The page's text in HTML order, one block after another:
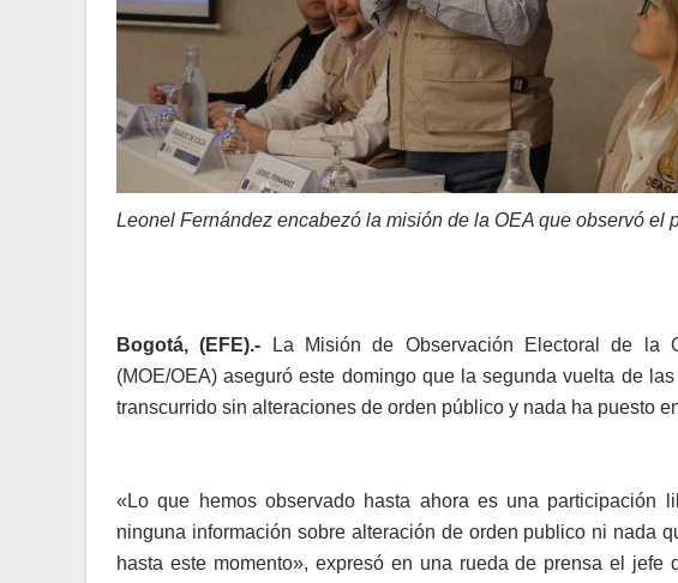
Leonel Fernández encabezó la misión de la OEA que observó el
Bogotá, (EFE).- La Misión de Observación Electoral de la
(MOE/OEA) aseguró este domingo que la segunda vuelta de
transcurrido sin alteraciones de orden público y nada ha puesto
«Lo que hemos observado hasta ahora es una participación
ninguna información sobre alteración de orden publico ni nada
hasta este momento», expresó en una rueda de prensa el